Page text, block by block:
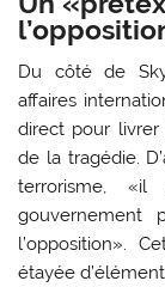
Du côté de
affaires
direct pour livrer
de la tragédie.
terrorisme,
gouvernement
l’opposition».
étayée